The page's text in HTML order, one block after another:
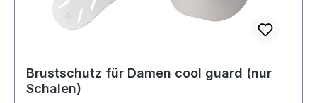
Brustschutz für Damen cool guard (nur
Schalen)